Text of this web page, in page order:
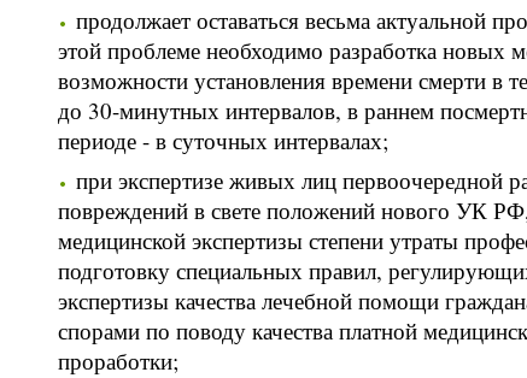
продолжает оставаться весьма актуальной
этой проблеме необходимо разработка новых
возможности установления времени смерти в
до 30-минутных интервалов, в раннем
периоде - в суточных интервалах;
при экспертизе живых лиц первоочередной
повреждений в свете положений нового УК
медицинской экспертизы степени утраты
подготовку специальных правил,
экспертизы качества лечебной помощи
спорами по поводу качества платной
проработки;